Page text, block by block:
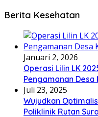
Berita Kesehatan
Januari 2, 2026
Operasi Lilin LK
Pengamanan Desa
Juli 23, 2025
Wujudkan
Poliklinik Rutan